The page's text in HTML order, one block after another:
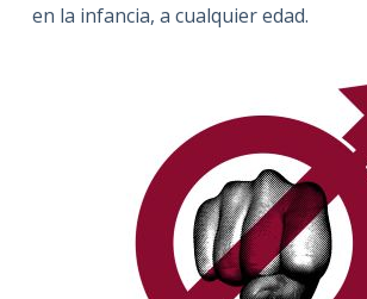
en la infancia, a cualquier edad.